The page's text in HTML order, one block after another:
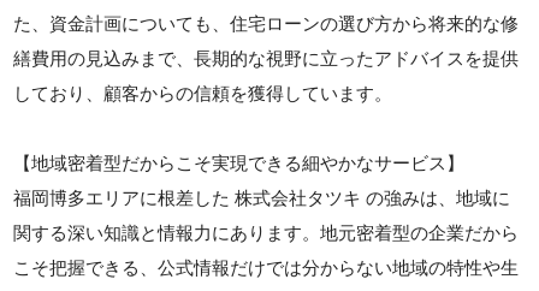
た、資金計画についても、住宅ローンの選び方から将来的な修
繕費用の見込みまで、長期的な視野に立ったアドバイスを提供
しており、顧客からの信頼を獲得しています。
【地域密着型だからこそ実現できる細やかなサービス】
福岡博多エリアに根差した 株式会社タツキ の強みは、地域に
関する深い知識と情報力にあります。地元密着型の企業だから
こそ把握できる、公式情報だけでは分からない地域の特性や生